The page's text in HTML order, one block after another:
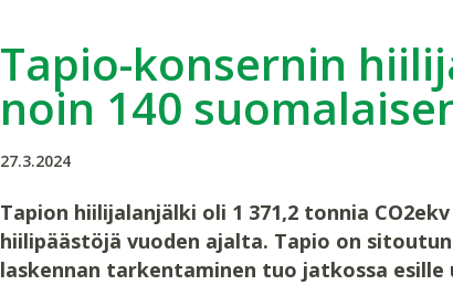
Tapio-konsernin
noin 140
27.3.2024
Tapion hiilijalanjälki oli 1 371,2 tonnia
hiilipäästöjä vuoden ajalta. Tapio on
laskennan tarkentaminen tuo jatkossa